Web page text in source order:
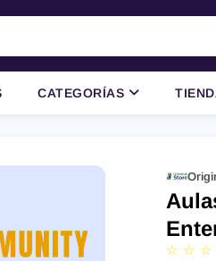
CATEGORÍAS
☆ ☆ ☆